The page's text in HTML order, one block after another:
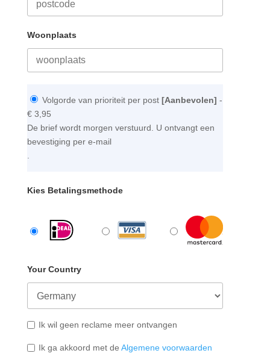
Woonplaats
Volgorde van prioriteit per post [Aanbevolen] -
€ 3,95
De brief wordt morgen verstuurd. U ontvangt een
bevestiging per e-mail
.
Kies Betalingsmethode
Your Country
Ik wil geen reclame meer ontvangen
Ik ga akkoord met de Algemene voorwaarden